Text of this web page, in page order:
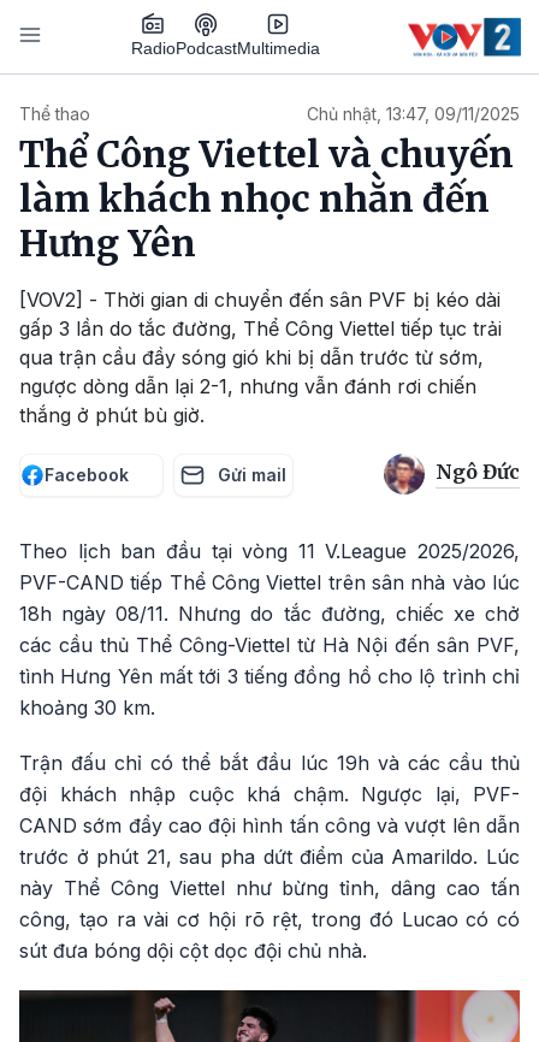
Nhảy đến nội dung
RadioPodcastMultimedia
Thể thao Chủ nhật, 13:47, 09/11/2025
Thể Công Viettel và chuyến
làm khách nhọc nhằn đến
Hưng Yên
[VOV2] - Thời gian di chuyển đến sân PVF bị kéo dài
gấp 3 lần do tắc đường, Thể Công Viettel tiếp tục trải
qua trận cầu đầy sóng gió khi bị dẫn trước từ sớm,
ngược dòng dẫn lại 2-1, nhưng vẫn đánh rơi chiến
thắng ở phút bù giờ.
Facebook Gửi mail Ngô Đức
Theo lịch ban đầu tại vòng 11 V.League 2025/2026,
PVF-CAND tiếp Thể Công Viettel trên sân nhà vào lúc
18h ngày 08/11. Nhưng do tắc đường, chiếc xe chở
các cầu thủ Thể Công-Viettel từ Hà Nội đến sân PVF,
tình Hưng Yên mất tới 3 tiếng đồng hồ cho lộ trình chỉ
khoảng 30 km.
Trận đấu chỉ có thể bắt đầu lúc 19h và các cầu thủ
đội khách nhập cuộc khá chậm. Ngược lại, PVF-
CAND sớm đẩy cao đội hình tấn công và vượt lên dẫn
trước ở phút 21, sau pha dứt điểm của Amarildo. Lúc
này Thể Công Viettel như bừng tỉnh, dâng cao tấn
công, tạo ra vài cơ hội rõ rệt, trong đó Lucao có có
sút đưa bóng dội cột dọc đội chủ nhà.